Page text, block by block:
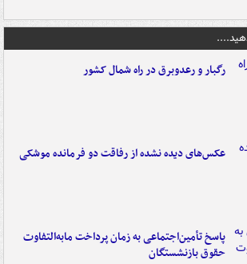
رگبار و رعدوبرق در راه شمال کشور
عکس‌های دیده نشده از رفاقت دو فرمانده‌ موشکی
پاسخ تأمین‌اجتماعی به زمان پرداخت مابه‌التفاوت
حقوق بازنشستگان